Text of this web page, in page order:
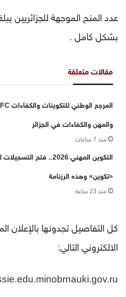
بشكل كامل .
مقالات متعلقة
والمهن والكفاءات في الجزائر
منذ 7 ساعات
التكوين المهني 2026.. فتح
«تكوين» وهذه الرزنامة
منذ 23 ساعة
كل التفاصيل تجدونها بالإعلان
الالكتروني التالي: